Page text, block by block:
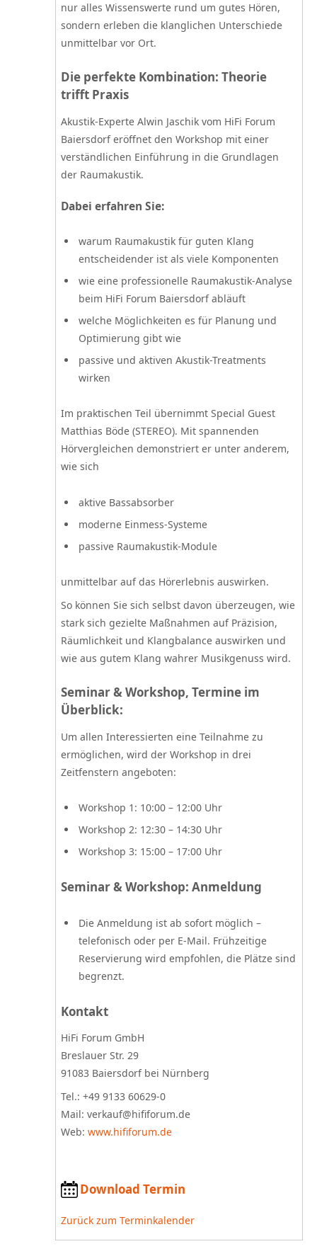
nur alles Wissenswerte rund um gutes Hören,
sondern erleben die klanglichen Unterschiede
unmittelbar vor Ort.
Die perfekte Kombination: Theorie
trifft Praxis
Akustik-Experte Alwin Jaschik vom HiFi Forum
Baiersdorf eröffnet den Workshop mit einer
verständlichen Einführung in die Grundlagen
der Raumakustik.
Dabei erfahren Sie:
warum Raumakustik für guten Klang
entscheidender ist als viele Komponenten
wie eine professionelle Raumakustik-Analyse
beim HiFi Forum Baiersdorf abläuft
welche Möglichkeiten es für Planung und
Optimierung gibt wie
passive und aktiven Akustik-Treatments
wirken
Im praktischen Teil übernimmt Special Guest
Matthias Böde (STEREO). Mit spannenden
Hörvergleichen demonstriert er unter anderem,
wie sich
aktive Bassabsorber
moderne Einmess-Systeme
passive Raumakustik-Module
unmittelbar auf das Hörerlebnis auswirken.
So können Sie sich selbst davon überzeugen, wie
stark sich gezielte Maßnahmen auf Präzision,
Räumlichkeit und Klangbalance auswirken und
wie aus gutem Klang wahrer Musikgenuss wird.
Seminar & Workshop, Termine im
Überblick:
Um allen Interessierten eine Teilnahme zu
ermöglichen, wird der Workshop in drei
Zeitfenstern angeboten:
Workshop 1: 10:00 – 12:00 Uhr
Workshop 2: 12:30 – 14:30 Uhr
Workshop 3: 15:00 – 17:00 Uhr
Seminar & Workshop: Anmeldung
Die Anmeldung ist ab sofort möglich –
telefonisch oder per E-Mail. Frühzeitige
Reservierung wird empfohlen, die Plätze sind
begrenzt.
Kontakt
HiFi Forum GmbH
Breslauer Str. 29
91083 Baiersdorf bei Nürnberg
Tel.: +49 9133 60629-0
Mail: verkauf@hififorum.de
Web: www.hififorum.de
Download Termin
Zurück zum Terminkalender